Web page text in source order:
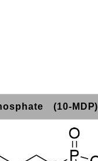
(10-MDP)